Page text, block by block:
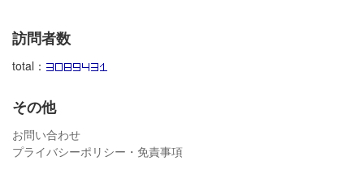
訪問者数
total：
その他
お問い合わせ
プライバシーポリシー・免責事項